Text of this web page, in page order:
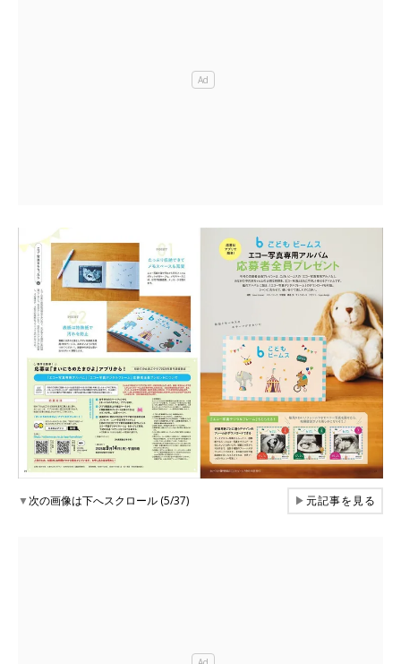
▼次の画像は下へスクロール (5/37) ▶元記事を見る